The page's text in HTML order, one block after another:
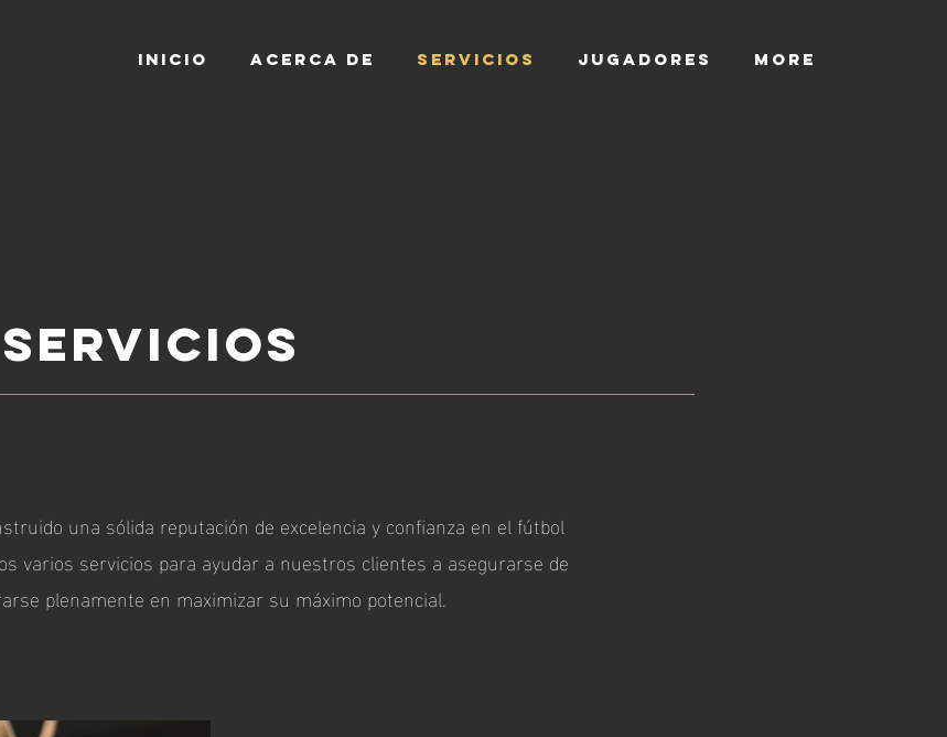
INICIO ACERCA DE SERVICIOS JUGADORES More
una sólida reputación de excelencia y confianza en el fútbol
varios servicios para ayudar a nuestros clientes a asegurarse de
plenamente en maximizar su máximo potencial.